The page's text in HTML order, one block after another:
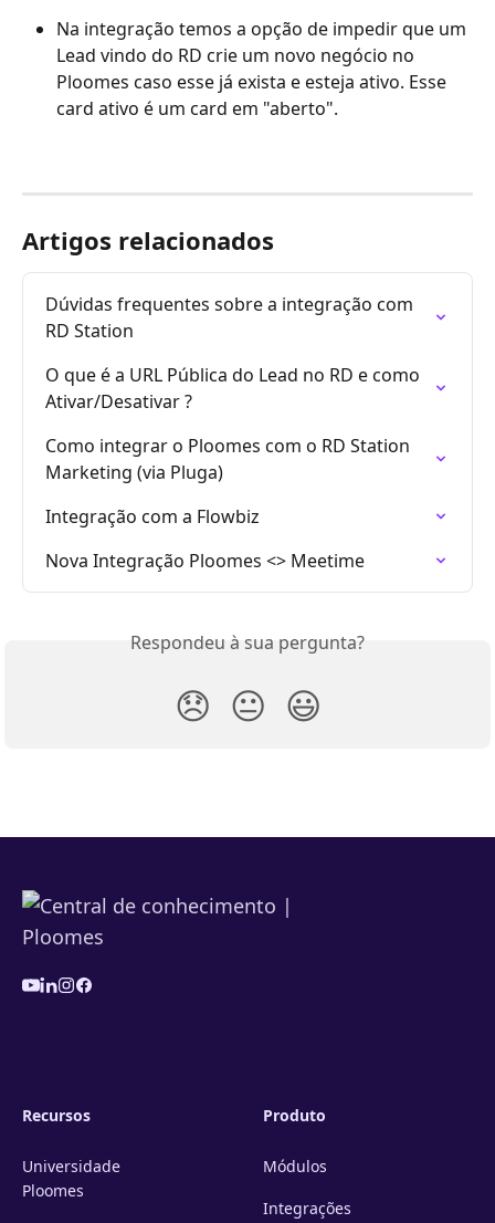
Na integração temos a opção de impedir que um
Lead vindo do RD crie um novo negócio no
Ploomes caso esse já exista e esteja ativo. Esse
card ativo é um card em "aberto".
Artigos relacionados
Dúvidas frequentes sobre a integração com
RD Station
O que é a URL Pública do Lead no RD e como
Ativar/Desativar ?
Como integrar o Ploomes com o RD Station
Marketing (via Pluga)
Integração com a Flowbiz
Nova Integração Ploomes <> Meetime
Respondeu à sua pergunta?
😞 😐 😃
Recursos
Universidade
Ploomes
Produto
Módulos
Integrações